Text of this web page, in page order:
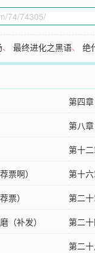
、最终进化之黑语、绝
第四
第八
第十
票啊）
第十
票）
第二
（补发）
第二
第二